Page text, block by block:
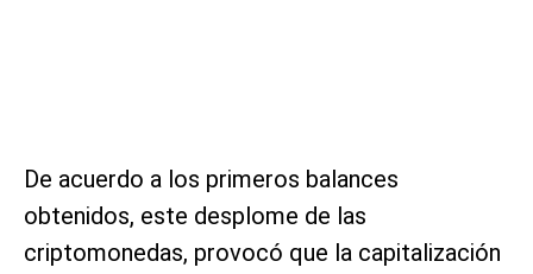
De acuerdo a los primeros balances
obtenidos, este desplome de las
criptomonedas, provocó que la capitalización